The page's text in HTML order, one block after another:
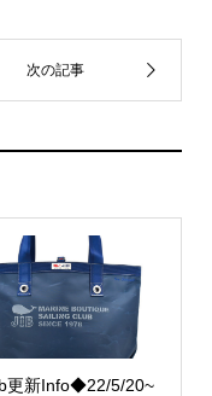
新Info◆22/5/20~